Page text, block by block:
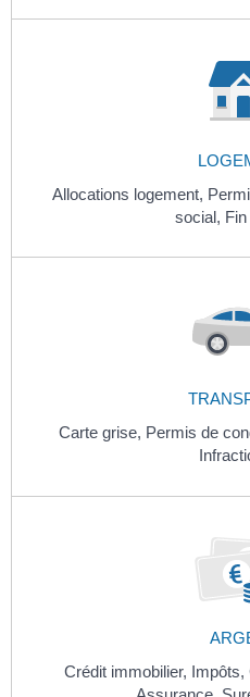
Allocations logement,
social,
Carte grise, Permis de
Crédit immobilier, Impôts,